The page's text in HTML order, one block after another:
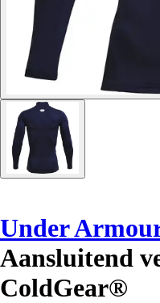
Under
Aansluitend
ColdGear®